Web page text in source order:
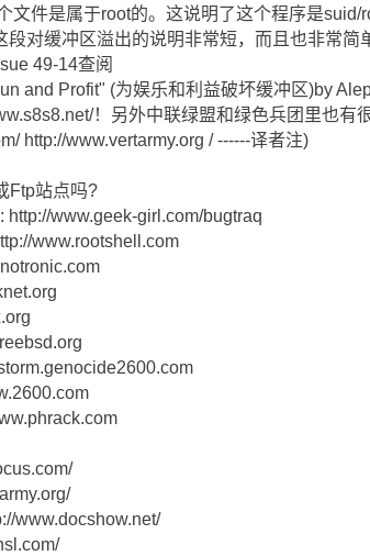
文件是属于root的。这说明了这个程序是
对缓冲区溢出的说明非常短，而且也非常简
49-14查阅
and Profit" (为娱乐和利益破坏缓冲区)by
！另外中联绿盟和绿色兵团里也
http://www.vertarmy.org / ------译者注)
Ftp站点吗?
http://www.geek-girl.com/bugtraq
www.rootshell.com
www.docshow.net/